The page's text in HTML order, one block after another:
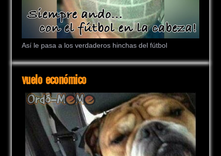
Así le pasa a los verdaderos hinchas del fútbol
vuelo económico